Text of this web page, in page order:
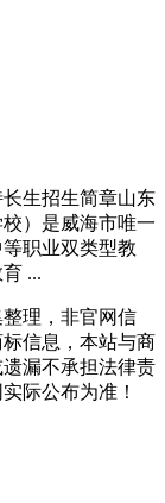
生招生简章山东
）是威海市唯一
职业双类型教
...
理，非官网信
信息，本站与商
漏不承担法律责
际公布为准！